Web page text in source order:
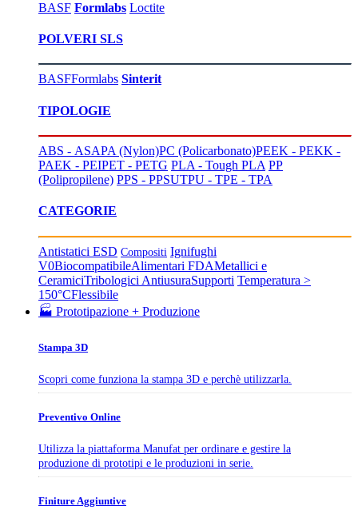
BASF Formlabs Loctite
POLVERI SLS
BASFFormlabs Sinterit
TIPOLOGIE
ABS - ASAPA (Nylon)PC (Policarbonato)PEEK - PEKK -
PAEK - PEIPET - PETG PLA - Tough PLA PP
(Polipropilene) PPS - PPSUTPU - TPE - TPA
CATEGORIE
Antistatici ESD Compositi Ignifughi
V0BiocompatibileAlimentari FDAMetallici e
CeramiciTribologici AntiusuraSupporti Temperatura >
150°CFlessibile
🏭 Prototipazione + Produzione
Stampa 3D
Scopri come funziona la stampa 3D e perchè utilizzarla.
Preventivo Online
Utilizza la piattaforma Manufat per ordinare e gestire la
produzione di prototipi e le produzioni in serie.
Finiture Aggiuntive